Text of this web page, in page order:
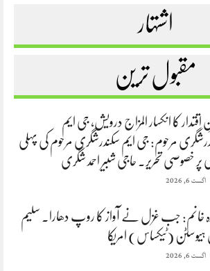
اشتہار
مقبول ترین
اقتدار کا انکسار المزاج درویش، جی ایم
مرحوم: جی ایم سکندرشگری مرحوم کی پہلی
پر خصوصی تحریر. حاجی شبیر احمد شگری
اگست 6, 2026
خانم: جب غزل نے آواز کا روپ دھارا. سلیم
ہیوسٹن (ٹیکساس) امریکا
اگست 6, 2026